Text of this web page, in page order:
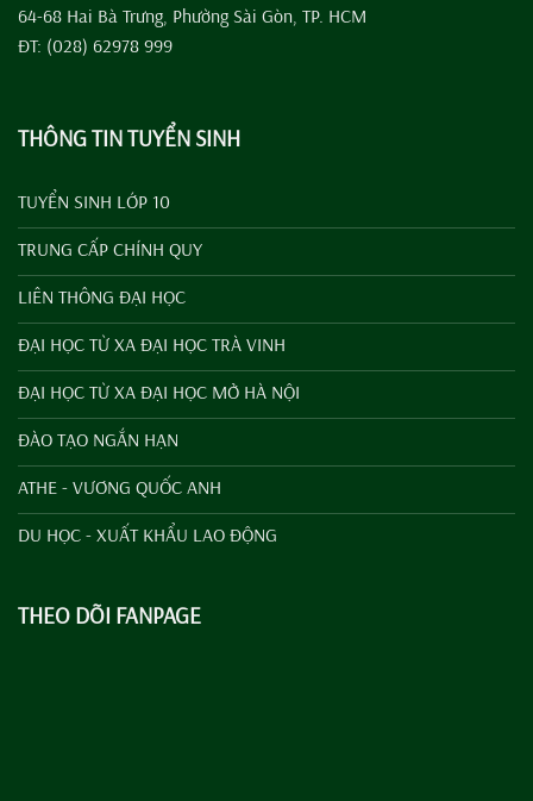
64-68 Hai Bà Trưng, Phường Sài Gòn, TP. HCM
ĐT: (028) 62978 999
THÔNG TIN TUYỂN SINH
TUYỂN SINH LỚP 10
TRUNG CẤP CHÍNH QUY
LIÊN THÔNG ĐẠI HỌC
ĐẠI HỌC TỪ XA ĐẠI HỌC TRÀ VINH
ĐẠI HỌC TỪ XA ĐẠI HỌC MỞ HÀ NỘI
ĐÀO TẠO NGẮN HẠN
ATHE - VƯƠNG QUỐC ANH
DU HỌC - XUẤT KHẨU LAO ĐỘNG
THEO DÕI FANPAGE